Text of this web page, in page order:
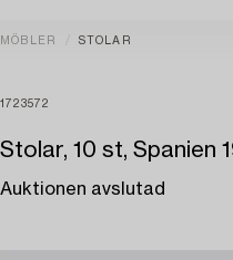
MÖBLER STOLAR
1723572
Stolar, 10 st, Spanien
Auktionen avslutad